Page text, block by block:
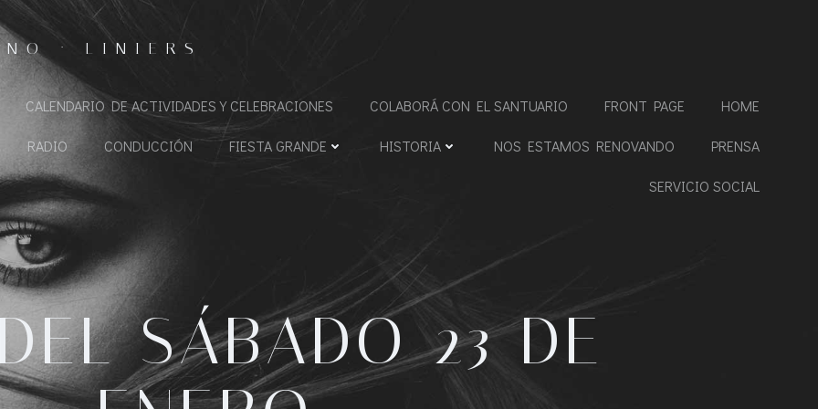
· LINIERS
CALENDARIO DE ACTIVIDADES Y CELEBRACIONES COLABORÁ CON EL SANTUARIO FRONT PAGE HOME
RADIO CONDUCCIÓN FIESTA GRANDE HISTORIA NOS ESTAMOS RENOVANDO PRENSA
SERVICIO SOCIAL
SÁBADO 23 DE